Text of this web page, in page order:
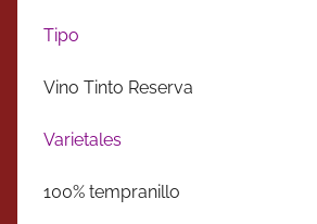
Tipo
Vino Tinto Reserva
Varietales
100% tempranillo